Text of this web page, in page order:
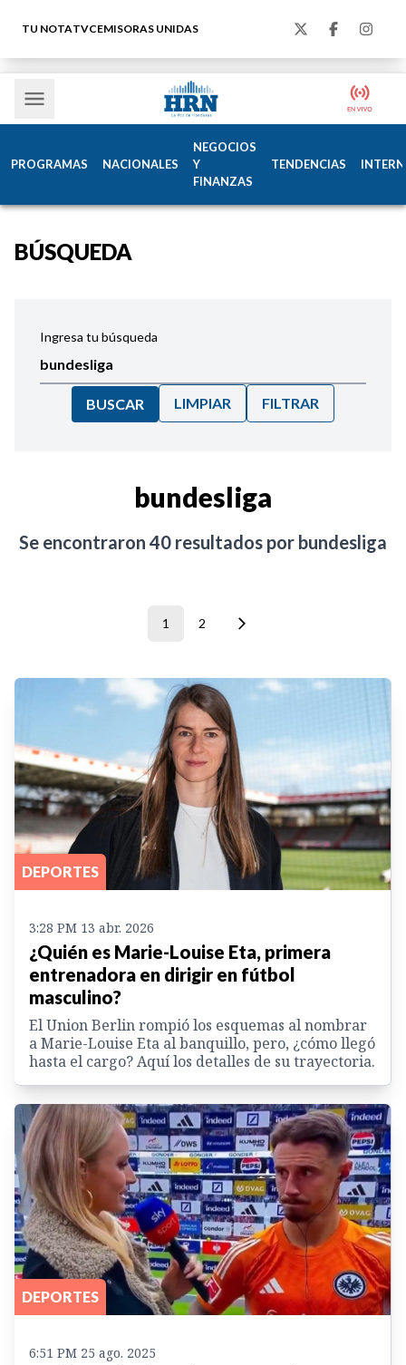
TU NOTATVCEMISORAS UNIDAS
PROGRAMAS NACIONALES
NEGOCIOS
Y
FINANZAS
TENDENCIAS
BÚSQUEDA
Ingresa tu búsqueda
BUSCAR LIMPIAR FILTRAR
bundesliga
Se encontraron 40 resultados por bundesliga
1 2
DEPORTES
3:28 PM 13 abr. 2026
¿Quién es Marie-Louise Eta, primera
entrenadora en dirigir en fútbol
masculino?
El Union Berlin rompió los esquemas al nombrar
a Marie-Louise Eta al banquillo, pero, ¿cómo llegó
hasta el cargo? Aquí los detalles de su trayectoria.
DEPORTES
6:51 PM 25 ago. 2025